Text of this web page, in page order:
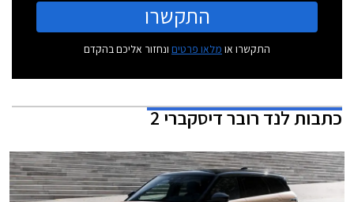
התקשרו
התקשרו או מלאו פרטים ונחזור אליכם בהקדם
כתבותלנד רובר דיסקברי 2